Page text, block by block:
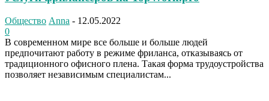
Общество Anna - 12.05.2022
0
В современном мире все больше и больше людей
предпочитают работу в режиме фриланса, отказываясь от
традиционного офисного плена. Такая форма трудоустройства
позволяет независимым специалистам...